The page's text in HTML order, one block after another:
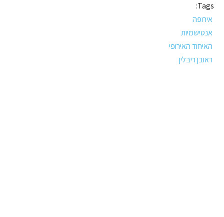
Tags:
אירופה
אנטישמיות
האיחוד האירופי
ראובן ריבלין